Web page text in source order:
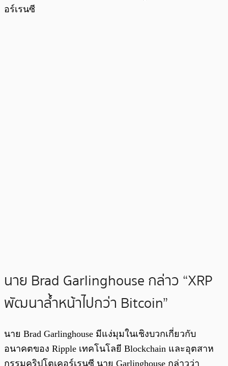
อร์เรนซี
นาย Brad Garlinghouse กล่าว “XRP
พัฒนาล้ำหน้าไปกว่า Bitcoin”
นาย Brad Garlinghouse มีแง่มุมในเชิงบวกเกี่ยวกับ
อนาคตของ Ripple เทคโนโลยี Blockchain และอุตสาห
กรรมคริปโตเคอร์เรนซี นาย Garlinghouse กล่าวว่า